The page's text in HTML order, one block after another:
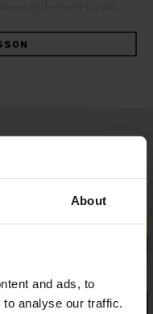
About
and ads, to
analyse our traffic.
kezelőkar esetén is.
mindkét oldalról
feltöltheti a